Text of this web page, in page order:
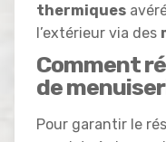
thermiques
l’extérieur via des
Comment
de
Pour garantir le